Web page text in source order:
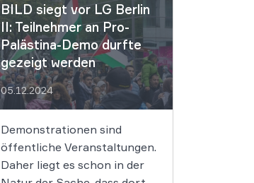
sondern auch aktive
Nutzungsrechte zu. Damit
erweitert das OLG den
bisherigen rechtlichen
Rahmen, den der BGH
vorgegeben hat. 2017
die Herzen des […]
BILD siegt vor LG Berlin
II: Teilnehmer an Pro-
Palästina-Demo durfte
gezeigt werden
05.12.2024
Demonstrationen sind
öffentliche Veranstaltungen.
Daher liegt es schon in der